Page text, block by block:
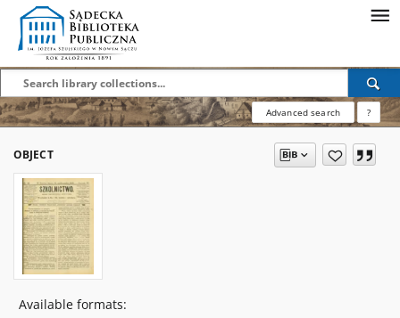
Advanced search ?
OBJECT
Available formats: